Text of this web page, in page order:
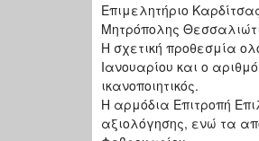
Επιμελητήριο
Μητρόπολης
Η σχετική προθεσμία
Ιανουαρίου και ο
ικανοποιητικός.
Η αρμόδια Επιτροπή
αξιολόγησης, ενώ τα